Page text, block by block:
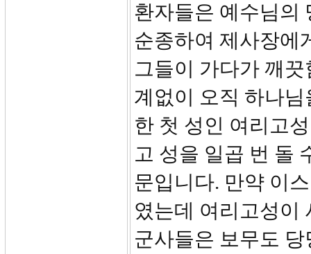
환자들은 예수님의
순종하여 제사장에
그들이 가다가 깨
계없이 오직 하나
한 첫 성인 여리고
고 성을 일곱 번 돌
문입니다. 만약 이
였는데 여리고성이
군사들은 보무도